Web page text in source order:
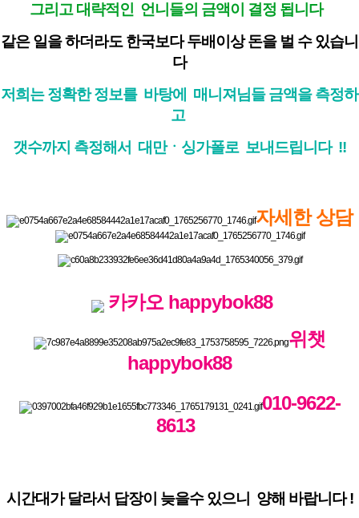
그리고 대략적인 언니들의 금액이 결정 됩니다
같은 일을 하더라도 한국보다 두배이상 돈을 벌 수 있습니
다
저희는 정확한 정보를 바탕에 매니져님들 금액을 측정하
고
갯수까지 측정해서 대만ㆍ싱가폴로 보내드립니다 !!
자세한 상담
카카오 happybok88
위챗
happybok88
010-9622-
8613
시간대가 달라서 답장이 늦을수 있으니 양해 바랍니다 !